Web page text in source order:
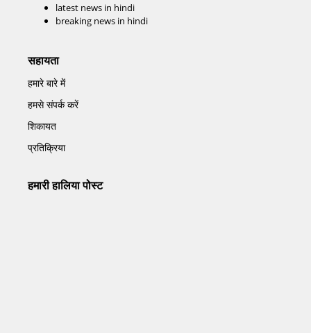
latest news in hindi
breaking news in hindi
सहायता
हमारे बारे में
हमसे संपर्क करें
शिकायत
प्रतिक्रिया
हमारी हालिया पोस्ट